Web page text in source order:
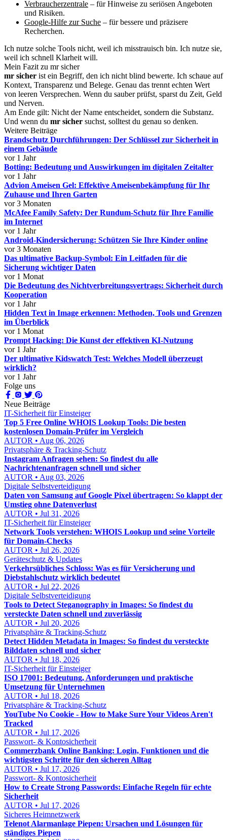
Verbraucherzentrale – für Hinweise zu seriösen Angeboten
und Risiken.
Google-Hilfe zur Suche – für bessere und präzisere
Recherchen.
Ich nutze solche Tools nicht, weil ich misstrauisch bin. Ich nutze sie,
weil ich schnell Klarheit will.
Mein Fazit zu mr sicher
mr sicher ist ein Begriff, den ich nicht blind bewerte. Ich schaue auf
Kontext, Transparenz und Belege. Genau das trennt echten Wert
von leeren Versprechen. Wenn du sauber prüfst, sparst du Zeit, Geld
und Nerven.
Am Ende gilt: Nicht der Name entscheidet, sondern die Substanz.
Und wenn du mr sicher suchst, solltest du genau so denken.
Weitere Beiträge
Brandschutz Durchführungen: Der Schlüssel zur Sicherheit in
einem Gebäude
vor 1 Jahr
Botting: Bedeutung und Auswirkungen im digitalen Zeitalter
vor 1 Jahr
Advion Ameisen Gel: Effektive Ameisenbekämpfung für Ihr
Zuhause und Ihren Garten
vor 3 Monaten
McAfee Family Safety: Der Rundum-Schutz für Ihre Familie
im Internet
vor 1 Jahr
Android-Kindersicherung: Schützen Sie Ihre Kinder online
vor 3 Monaten
Das ultimative Backup-Symbol: Ein Leitfaden für die
Sicherung wichtiger Daten
vor 1 Monat
Die Bedeutung des Nichtverbreitungsvertrags: Sicherheit durch
Kooperation
vor 1 Jahr
Hidden Text in Image erkennen: Methoden, Tools und Grenzen
im Überblick
vor 1 Monat
Prompt Hacking: Die Kunst der effektiven KI-Nutzung
vor 1 Jahr
Der ultimative Kidswatch Test: Welches Modell überzeugt
wirklich?
vor 1 Jahr
Folge uns
Neue Beiträge
IT-Sicherheit für Einsteiger
Top 5 Free Online WHOIS Lookup Tools: Die besten
kostenlosen Domain-Prüfer im Vergleich
AUTOR • Aug 06, 2026
Privatsphäre & Tracking-Schutz
Instagram Anfragen sehen: So findest du alle
Nachrichtenanfragen schnell und sicher
AUTOR • Aug 03, 2026
Digitale Selbstverteidigung
Daten von Samsung auf Google Pixel übertragen: So klappt der
Umstieg ohne Datenverlust
AUTOR • Jul 31, 2026
IT-Sicherheit für Einsteiger
Network Tools verstehen: WHOIS Lookup und seine Vorteile
für Domain-Checks
AUTOR • Jul 26, 2026
Geräteschutz & Updates
Verkehrsübliches Schloss: Was es für Versicherung und
Diebstahlschutz wirklich bedeutet
AUTOR • Jul 22, 2026
Digitale Selbstverteidigung
Tools to Detect Steganography in Images: So findest du
versteckte Daten schnell und zuverlässig
AUTOR • Jul 20, 2026
Privatsphäre & Tracking-Schutz
Detect Hidden Metadata in Images: So findest du versteckte
Bilddaten schnell und sicher
AUTOR • Jul 18, 2026
IT-Sicherheit für Einsteiger
ISO 17001: Bedeutung, Anforderungen und praktische
Umsetzung für Unternehmen
AUTOR • Jul 18, 2026
Privatsphäre & Tracking-Schutz
YouTube No Cookie - How to Make Sure Your Videos Aren't
Tracked
AUTOR • Jul 17, 2026
Passwort- & Kontosicherheit
Commerzbank Online Banking: Login, Funktionen und die
wichtigsten Schritte für den sicheren Alltag
AUTOR • Jul 17, 2026
Passwort- & Kontosicherheit
How to Create Strong Passwords: Einfache Regeln für echte
Sicherheit
AUTOR • Jul 17, 2026
Sicheres Heimnetzwerk
Telenot Alarmanlage Piepen: Ursachen und Lösungen für
ständiges Piepen